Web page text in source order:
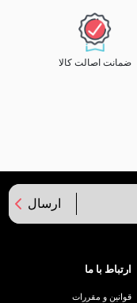
ضمانت اصالت کالا
ارسال
ارتباط با ما
قوانین و مقررات